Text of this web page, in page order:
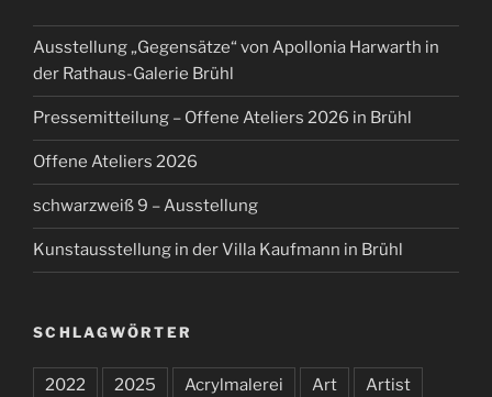
Ausstellung „Gegensätze“ von Apollonia Harwarth in
der Rathaus-Galerie Brühl
Pressemitteilung – Offene Ateliers 2026 in Brühl
Offene Ateliers 2026
schwarzweiß 9 – Ausstellung
Kunstausstellung in der Villa Kaufmann in Brühl
SCHLAGWÖRTER
2022 2025 Acrylmalerei Art Artist